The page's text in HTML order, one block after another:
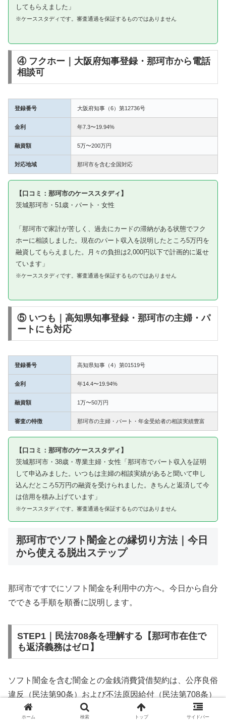
してもらえました」
※ケーススタディです。審査通過を保証するものではありません
④ フクホー｜大阪府知事登録・那珂市から電話
相談可
登録番号 大阪府知事（6）第12736号
金利 年7.3〜19.94%
融資額 5万〜200万円
対応地域 那珂市を含む全国対応
【口コミ：那珂市のケーススタディ】
茨城那珂市・51歳・パート・女性
「那珂市で家計が苦しく、過去にカードの滞納がある状態でフク
ホーに相談しました。現在のパート収入を説明したところ5万円を
融資してもらえました。月々の負担は2,000円以下で計画的に返せ
ています」
※ケーススタディです。審査通過を保証するものではありません
⑤ いつも｜高知県知事登録・那珂市の主婦・パ
ートにも対応
登録番号 高知県知事（4）第01519号
金利 年14.4〜19.94%
融資額 1万〜50万円
審査の特徴 那珂市の主婦・パート・年金受給者の相談実績豊富
【口コミ：那珂市のケーススタディ】
茨城那珂市・38歳・専業主婦・女性「那珂市でパート収入を証明
して申込みました。いつもは主婦の相談実績があると聞いて申し
込んだところ5万円の融資を受けられました。きちんと返済して今
は信用を積み上げています」
※ケーススタディです。審査通過を保証するものではありません
那珂市でソフト闇金との縁切り方法｜今日
から使える脱出ステップ
那珂市ですでにソフト闇金を利用中の方へ。今日から自分
でできる手順を順番に説明します。
STEP1｜民法708条を理解する【那珂市在住で
も返済義務はゼロ】
ソフト闇金を含む闇金との金銭消費貸借契約は、公序良俗
違反（民法第90条）および不法原因給付（民法第708条）
に該当するため、法的には無効です。那珂市在住であって
ホーム 検索 トップ サイドバー